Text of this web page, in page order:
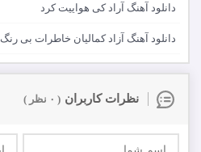
دانلود آهنگ آراد کی هواییت کرد
دانلود آهنگ آزاد کمالیان خاطرات بی رنگ
نظرات کاربران ( ۰ نظر )